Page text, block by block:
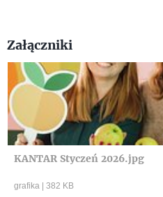
Załączniki
KANTAR Styczeń 2026.jpg
grafika | 382 KB